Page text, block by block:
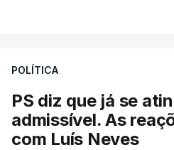
abertura de qualquer
ter qualquer elemento que
dessas obras.
POLÍTICA
PS diz que já se
admissível. As
com Luís Neves